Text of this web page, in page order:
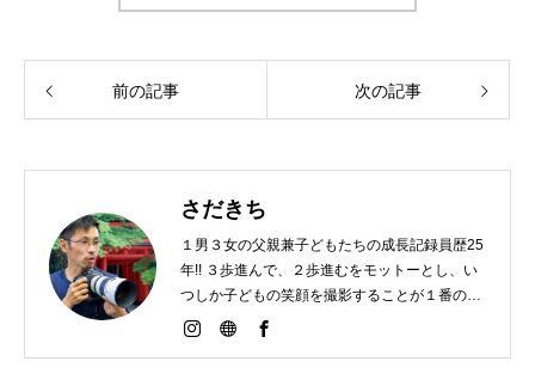
前の記事 次の記事
さだきち
１男３女の父親兼子どもたちの成長記録員歴25
年!! ３歩進んで、２歩進むをモットーとし、い
つしか子どもの笑顔を撮影することが１番の原
動力となっている。 時には泣き顔も、何気ない